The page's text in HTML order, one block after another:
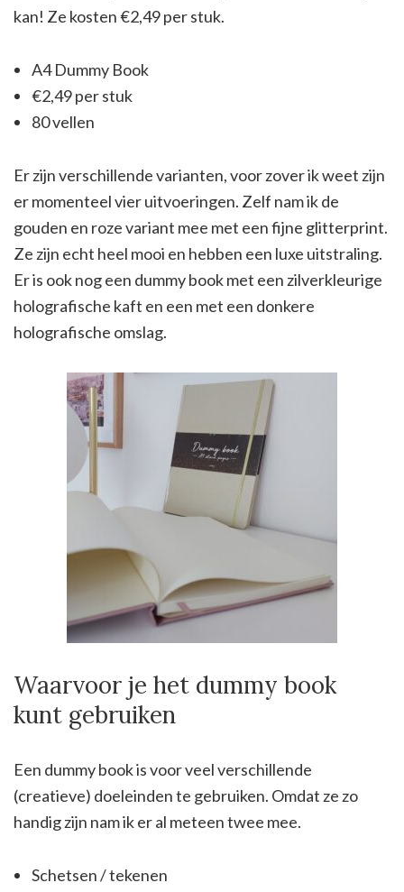
kan! Ze kosten €2,49 per stuk.
A4 Dummy Book
€2,49 per stuk
80 vellen
Er zijn verschillende varianten, voor zover ik weet zijn
er momenteel vier uitvoeringen. Zelf nam ik de
gouden en roze variant mee met een fijne glitterprint.
Ze zijn echt heel mooi en hebben een luxe uitstraling.
Er is ook nog een dummy book met een zilverkleurige
holografische kaft en een met een donkere
holografische omslag.
Waarvoor je het dummy book
kunt gebruiken
Een dummy book is voor veel verschillende
(creatieve) doeleinden te gebruiken. Omdat ze zo
handig zijn nam ik er al meteen twee mee.
Schetsen / tekenen